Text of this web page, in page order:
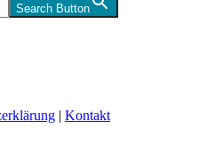
Search Button
| Kontakt